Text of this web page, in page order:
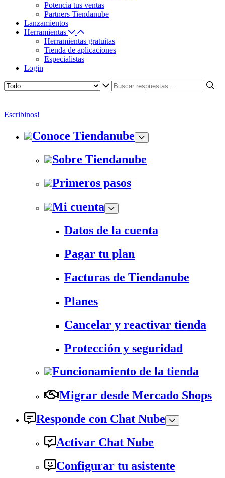
Potencia tus ventas
Partners Tiendanube
Lanzamientos
Herramientas
Herramientas gratuitas
Tienda de aplicaciones
Especialistas
Login
Escribinos!
Conoce Tiendanube
Sobre Tiendanube
Primeros pasos
Mi cuenta
Datos de la cuenta
Pagar tu plan
Facturas de Tiendanube
Planes
Cancelar y reactivar tienda
Protección y seguridad
Funcionamiento de la tienda
Migrar desde Mercado Shops
Responde con Chat Nube
Activar Chat Nube
Configurar tu asistente